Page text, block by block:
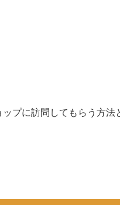
プに訪問してもらう方法